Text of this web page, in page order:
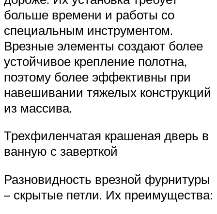
больше времени и работы со
специальным инструментом.
Врезные элементы создают более
устойчивое крепление полотна,
поэтому более эффективны при
навешивании тяжелых конструкций
из массива.
Трехфиленчатая крашеная дверь в
ванную с заверткой
Разновидность врезной фурнитуры
– скрытые петли. Их преимущества: